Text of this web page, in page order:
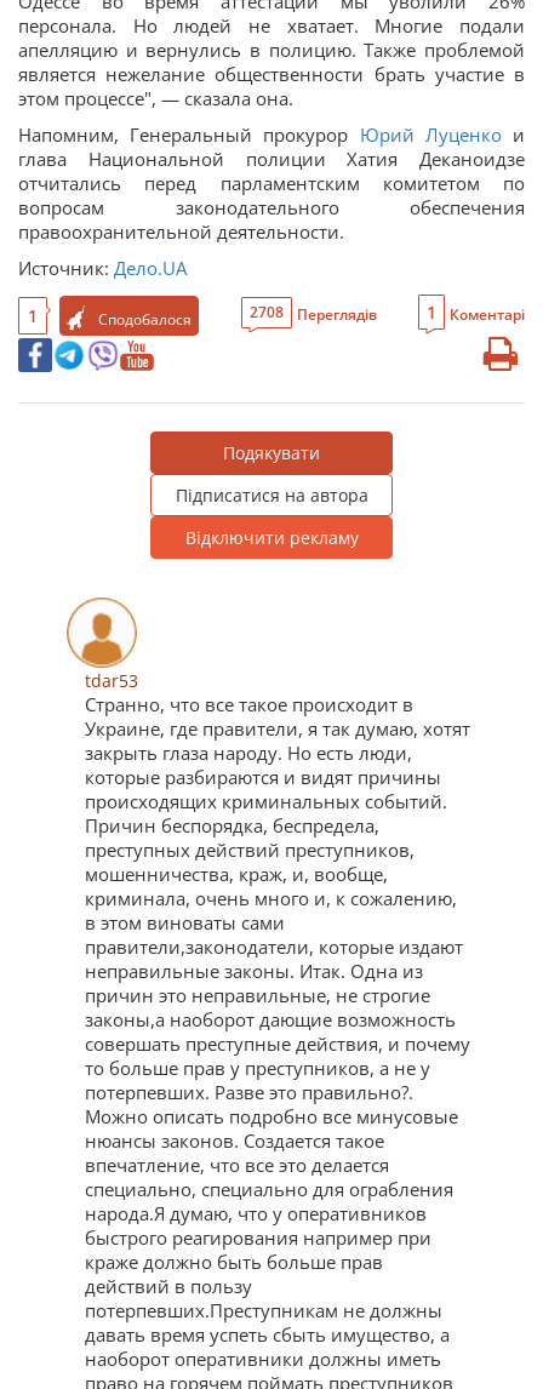
персонала. Но людей не хватает. Многие подали
апелляцию и вернулись в полицию. Также проблемой
является нежелание общественности брать участие в
этом процессе", — сказала она.
Напомним, Генеральный прокурор Юрий Луценкои
глава Национальной полиции Хатия Деканоидзе
отчитались перед парламентским комитетом по
вопросам законодательного обеспечения
правоохранительной деятельности.
Источник: Дело.UA
1 Сподобалося 2708 Переглядів 1 Коментарі
Подякувати
Підписатися на автора
Відключити рекламу
tdar53
Странно, что все такое происходит в
Украине, где правители, я так думаю, хотят
закрыть глаза народу. Но есть люди,
которые разбираются и видят причины
происходящих криминальных событий.
Причин беспорядка, беспредела,
преступных действий преступников,
мошенничества, краж, и, вообще,
криминала, очень много и, к сожалению,
в этом виноваты сами
правители,законодатели, которые издают
неправильные законы. Итак. Одна из
причин это неправильные, не строгие
законы,а наоборот дающие возможность
совершать преступные действия, и почему
то больше прав у преступников, а не у
потерпевших. Разве это правильно?.
Можно описать подробно все минусовые
нюансы законов. Создается такое
впечатление, что все это делается
специально, специально для ограбления
народа.Я думаю, что у оперативников
быстрого реагирования например при
краже должно быть больше прав
действий в пользу
потерпевших.Преступникам не должны
давать время успеть сбыть имущество, а
наоборот оперативники должны иметь
право на горячем поймать преступников